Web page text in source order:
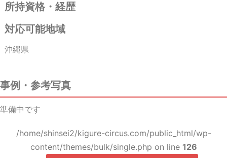
所持資格・経歴
対応可能地域
沖縄県
事例・参考写真
準備中です
/home/shinsei2/kigure-circus.com/public_html/wp-
content/themes/bulk/single.php on line 126